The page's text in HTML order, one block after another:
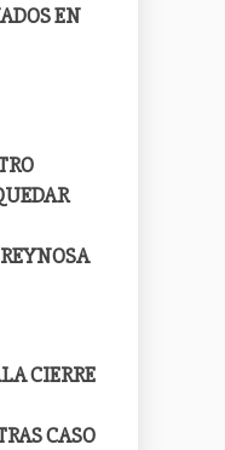
EN
CIERRE
CASO